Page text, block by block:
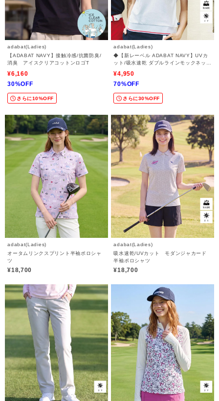
adabat(Ladies)
【ADABAT NAVY】接触冷感/抗菌防臭/
消臭 アイスクリアコットンロゴT
¥6,160
30%OFF
さらに10%OFF
adabat(Ladies)
◆【新レーベル ADABAT NAVY】UVカ
ット/吸水速乾 ダブルラインモックネック
¥4,950
70%OFF
さらに30%OFF
adabat(Ladies)
オータムリンクスプリント半袖ポロシャ
ツ
¥18,700
adabat(Ladies)
吸水速乾/UVカット モダンジャカード
半袖ポロシャツ
¥18,700